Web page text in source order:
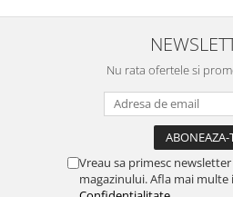
Nu rata ofertele si
Vreau sa primesc
magazinului. Afla mai multe